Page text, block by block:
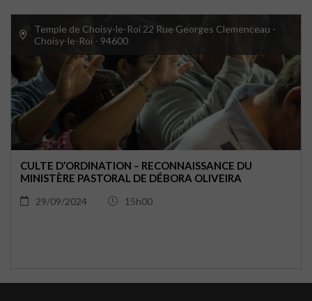
Temple de Choisy-le-Roi 22 Rue Georges Clemenceau -
Choisy-le-Roi - 94600
CULTE D’ORDINATION – RECONNAISSANCE DU
MINISTÈRE PASTORAL DE DÉBORA OLIVEIRA
29/09/2024 15h00